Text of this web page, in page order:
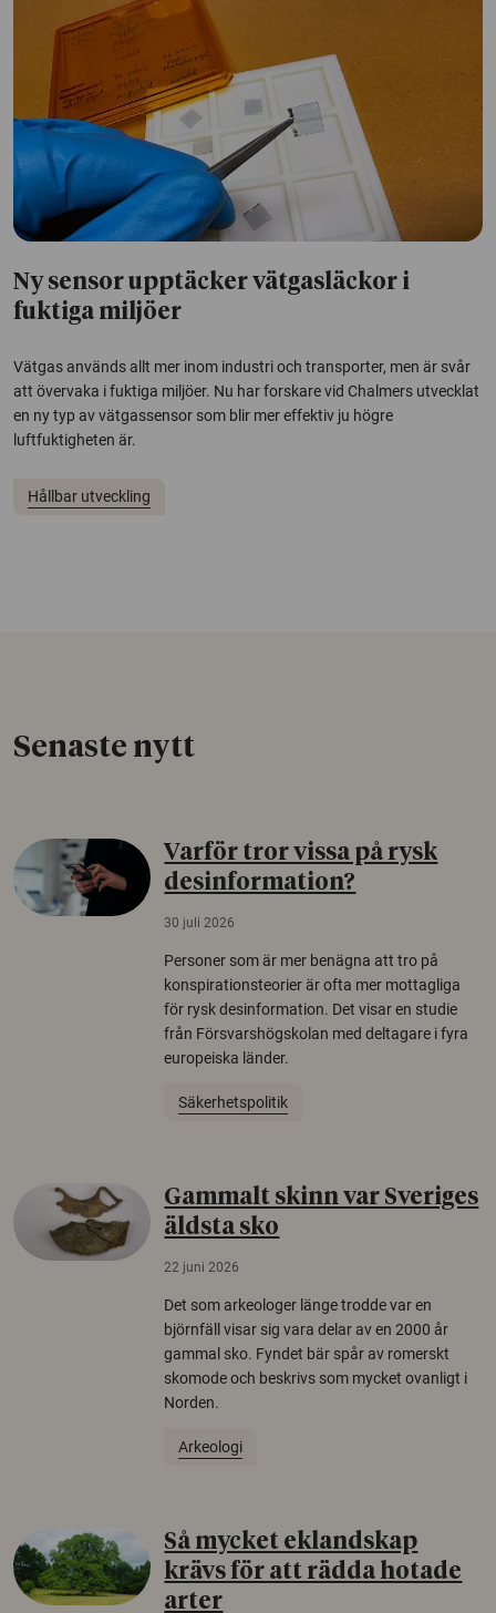
Ny sensor upptäcker vätgasläckor i
fuktiga miljöer
Vätgas används allt mer inom industri och transporter, men är svår
att övervaka i fuktiga miljöer. Nu har forskare vid Chalmers utvecklat
en ny typ av vätgassensor som blir mer effektiv ju högre
luftfuktigheten är.
Hållbar utveckling
Senaste nytt
Varför tror vissa på rysk
desinformation?
30 juli 2026
Personer som är mer benägna att tro på
konspirationsteorier är ofta mer mottagliga
för rysk desinformation. Det visar en studie
från Försvarshögskolan med deltagare i fyra
europeiska länder.
Säkerhetspolitik
Gammalt skinn var Sveriges
äldsta sko
22 juni 2026
Det som arkeologer länge trodde var en
björnfäll visar sig vara delar av en 2000 år
gammal sko. Fyndet bär spår av romerskt
skomode och beskrivs som mycket ovanligt i
Norden.
Arkeologi
Så mycket eklandskap
krävs för att rädda hotade
arter